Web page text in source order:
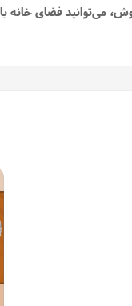
می‌توانید فضای خانه